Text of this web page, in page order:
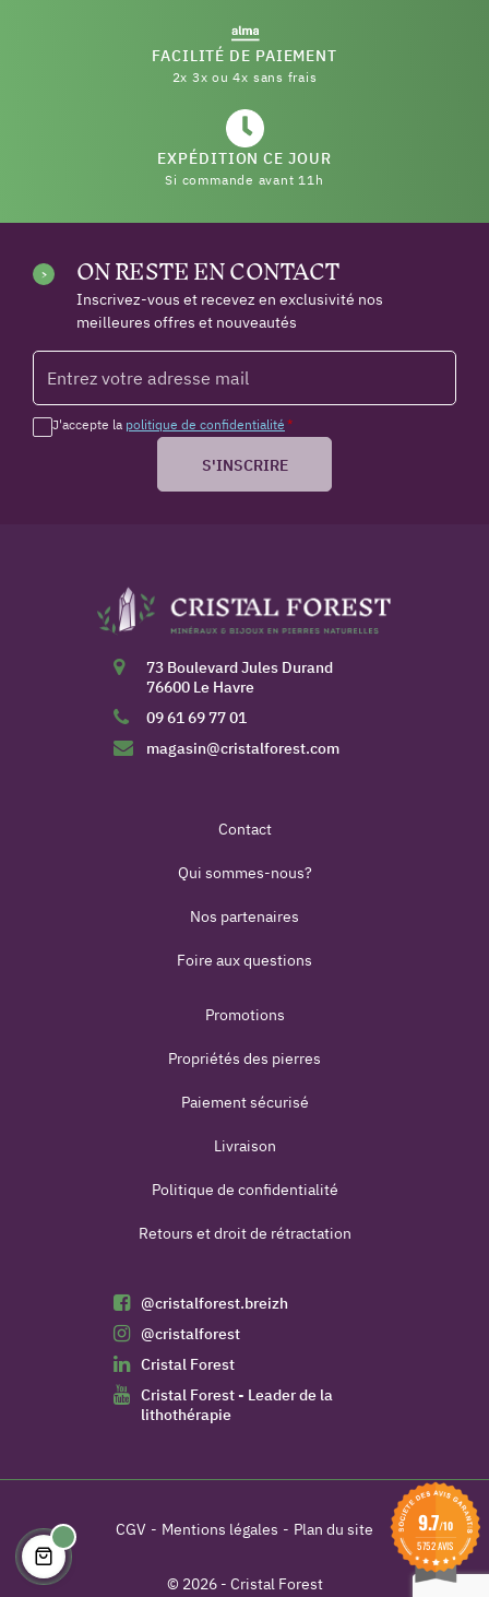
FACILITÉ DE PAIEMENT
2x 3x ou 4x sans frais
EXPÉDITION CE JOUR
Si commande avant 11h
ON RESTE EN CONTACT
Inscrivez-vous et recevez en exclusivité nos
meilleures offres et nouveautés
J'accepte la politique de confidentialité *
S'INSCRIRE
73 Boulevard Jules Durand
76600 Le Havre
09 61 69 77 01
magasin@cristalforest.com
Contact
Qui sommes-nous?
Nos partenaires
Foire aux questions
Promotions
Propriétés des pierres
Paiement sécurisé
Livraison
Politique de confidentialité
Retours et droit de rétractation
@cristalforest.breizh
@cristalforest
Cristal Forest
Cristal Forest - Leader de la
lithothérapie
CGV Mentions légales Plan du site
© 2026 - Cristal Forest
9.7/10
5752 AVIS